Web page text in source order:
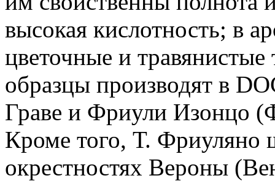
высокая кислотность; в
цветочные и
образцы производят в
Граве и Фриули Изонцо
Кроме того, Т. Фриуляно
окрестностях Вероны